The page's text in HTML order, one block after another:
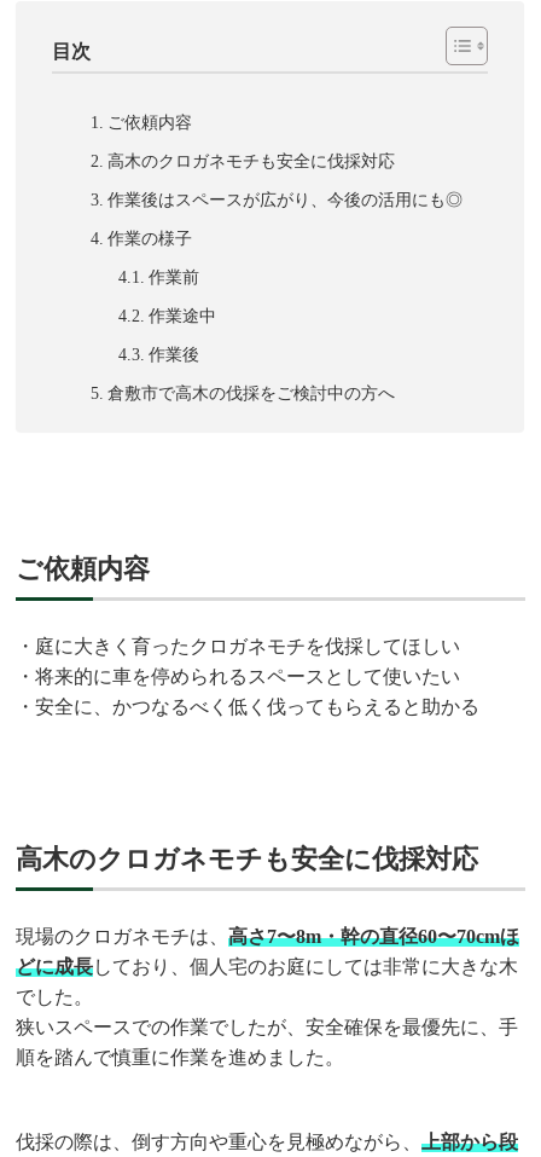
目次
ご依頼内容
高木のクロガネモチも安全に伐採対応
作業後はスペースが広がり、今後の活用にも◎
作業の様子
作業前
作業途中
作業後
倉敷市で高木の伐採をご検討中の方へ
ご依頼内容
・庭に大きく育ったクロガネモチを伐採してほしい
・将来的に車を停められるスペースとして使いたい
・安全に、かつなるべく低く伐ってもらえると助かる
高木のクロガネモチも安全に伐採対応
現場のクロガネモチは、高さ7〜8m・幹の直径60〜70cmほ
どに成長しており、個人宅のお庭にしては非常に大きな木
でした。
狭いスペースでの作業でしたが、安全確保を最優先に、手
順を踏んで慎重に作業を進めました。
伐採の際は、倒す方向や重心を見極めながら、上部から段